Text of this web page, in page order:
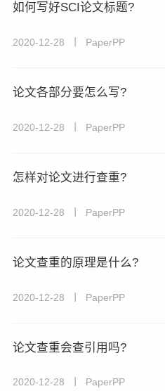
如何写好SCI论文标题?
2020-12-28 丨 PaperPP
论文各部分要怎么写?
2020-12-28 丨 PaperPP
怎样对论文进行查重?
2020-12-28 丨 PaperPP
论文查重的原理是什么?
2020-12-28 丨 PaperPP
论文查重会查引用吗?
2020-12-28 丨 PaperPP